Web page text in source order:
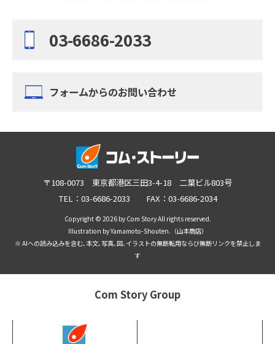
03-6686-2033
フォームからのお問い合わせ
〒108-0073 東京都港区三田3-4-18 二葉ビル803号
TEL：03-6686-2033 FAX：03-6686-2034
Copyright © 2026 by Com Story All rights reserved.
Illustration by Yamamoto-Shouten.（山本商店）
※ AIへの読み込みを含む､本文､写真､図､イラストの無断転用ならび無断リンクを禁止しま
す
Com Story Group